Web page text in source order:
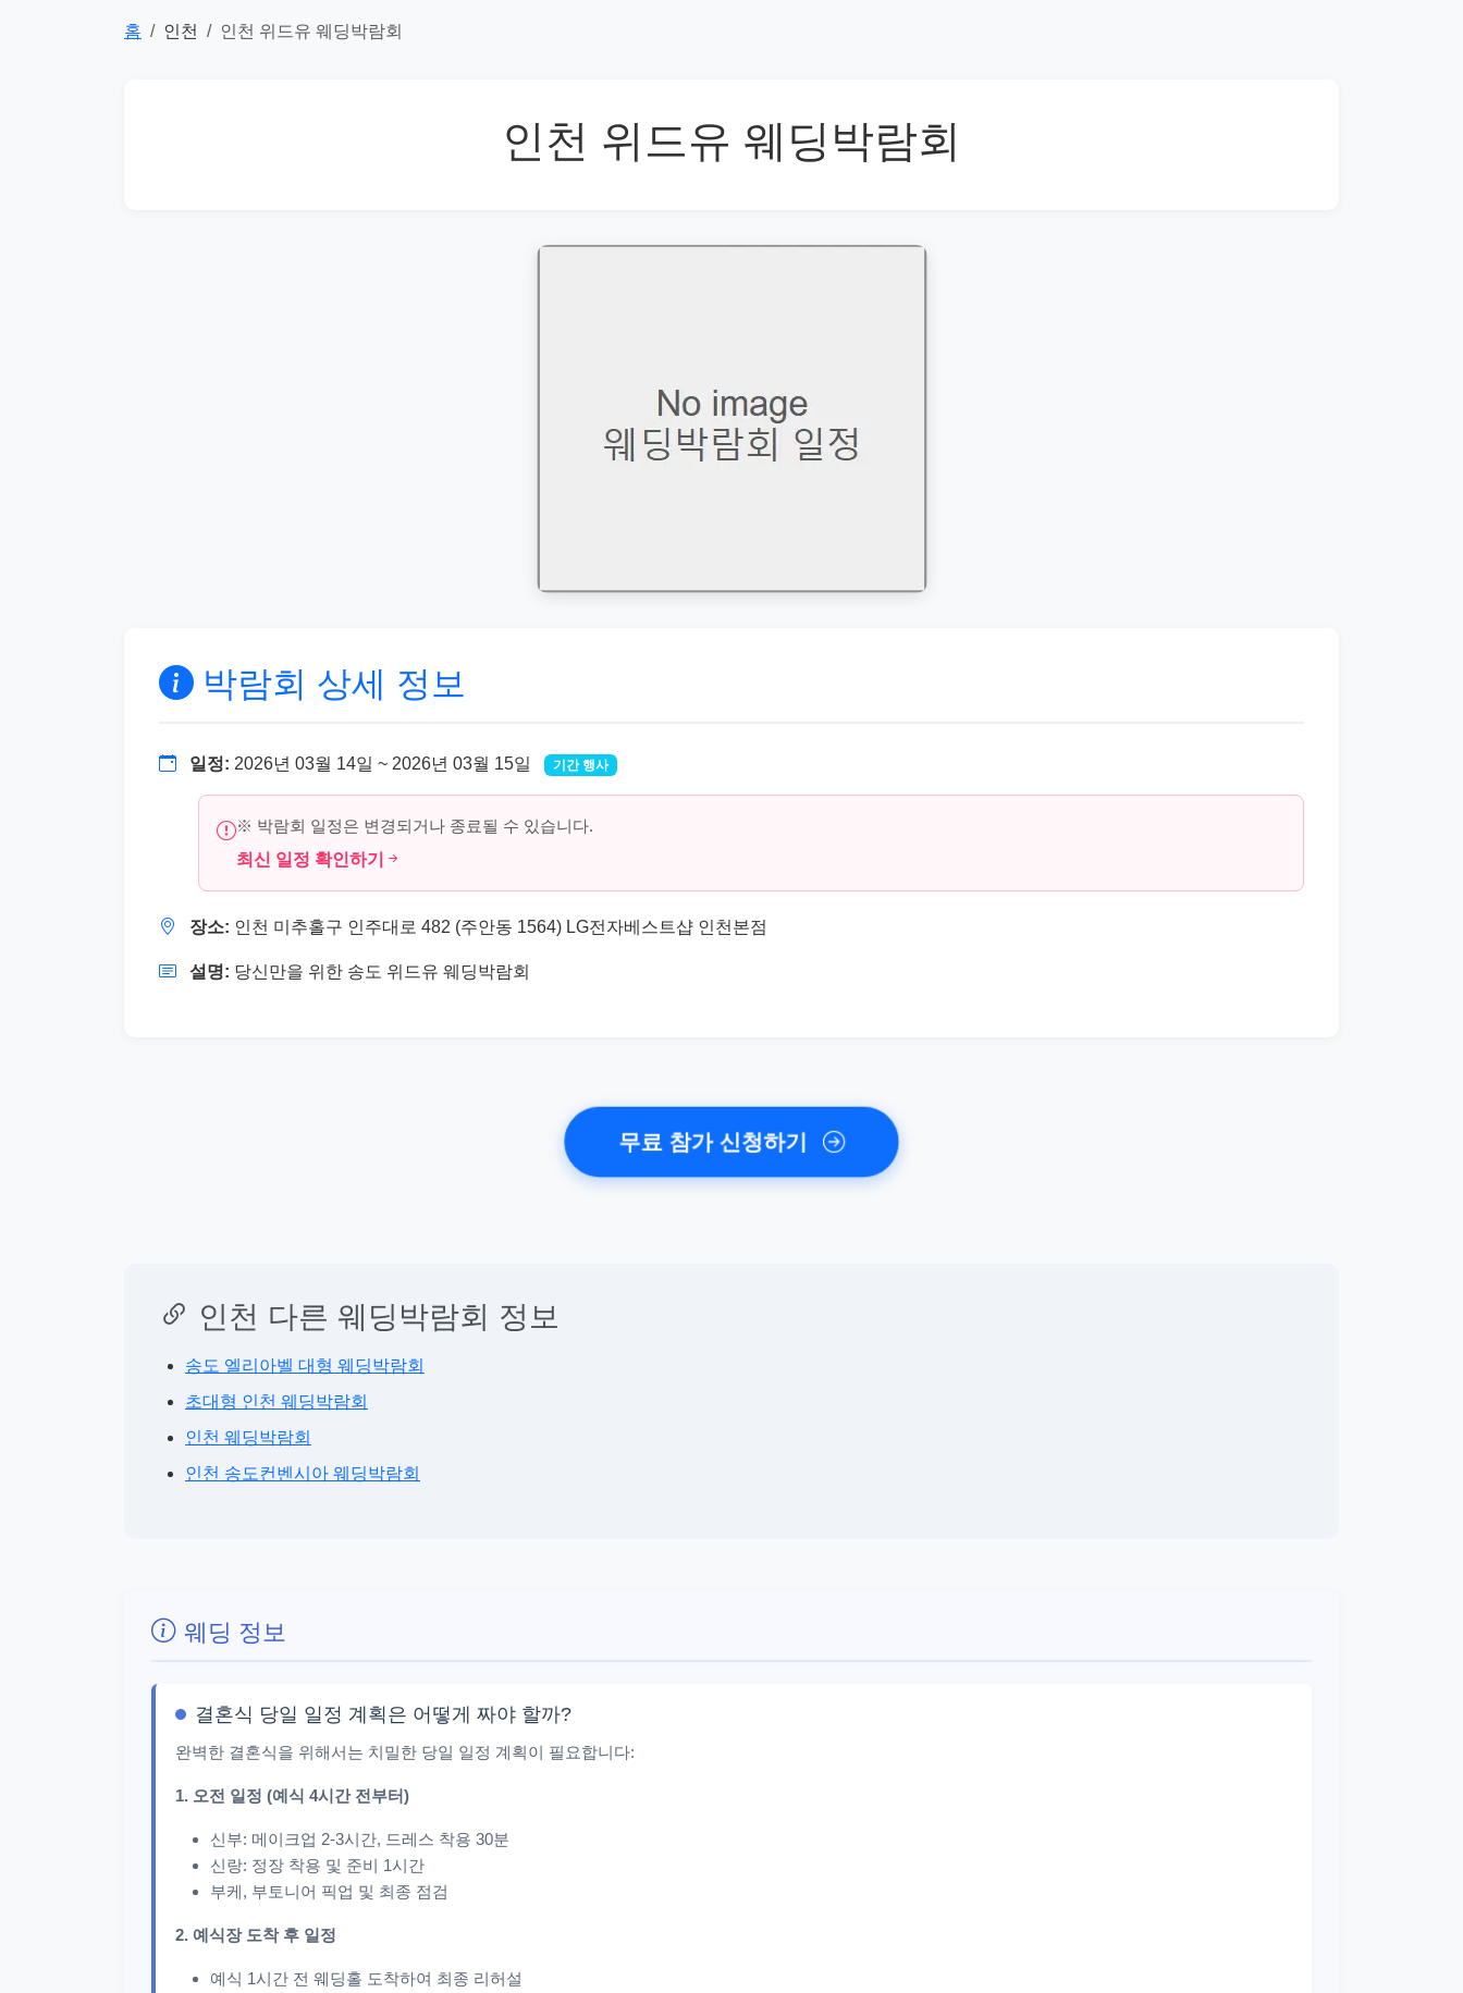
홈 인천 인천 위드유 웨딩박람회
인천 위드유 웨딩박람회
박람회 상세 정보
일정: 2026년 03월 14일 ~ 2026년 03월 15일 기간 행사
※ 박람회 일정은 변경되거나 종료될 수 있습니다.
최신 일정 확인하기
장소: 인천 미추홀구 인주대로 482 (주안동 1564) LG전자베스트샵 인천본점
설명: 당신만을 위한 송도 위드유 웨딩박람회
무료 참가 신청하기
인천 다른 웨딩박람회 정보
송도 엘리아벨 대형 웨딩박람회
초대형 인천 웨딩박람회
인천 웨딩박람회
인천 송도컨벤시아 웨딩박람회
웨딩 정보
결혼식 당일 일정 계획은 어떻게 짜야 할까?
완벽한 결혼식을 위해서는 치밀한 당일 일정 계획이 필요합니다:
1. 오전 일정 (예식 4시간 전부터)
신부: 메이크업 2-3시간, 드레스 착용 30분
신랑: 정장 착용 및 준비 1시간
부케, 부토니어 픽업 및 최종 점검
2. 예식장 도착 후 일정
예식 1시간 전 웨딩홀 도착하여 최종 리허설